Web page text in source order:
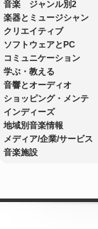
音楽 ジャンル別2
楽器とミュージシャン
クリエイティブ
ソフトウェアとPC
コミュニケーション
学ぶ・教える
音響とオーディオ
ショッピング・メンテ
インディーズ
地域別音楽情報
メディア/企業/サービス
音楽施設